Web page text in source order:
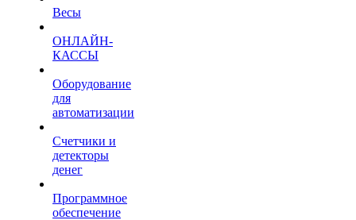
Весы
ОНЛАЙН-
КАССЫ
Оборудование
для
автоматизации
Счетчики и
детекторы
денег
Программное
обеспечение